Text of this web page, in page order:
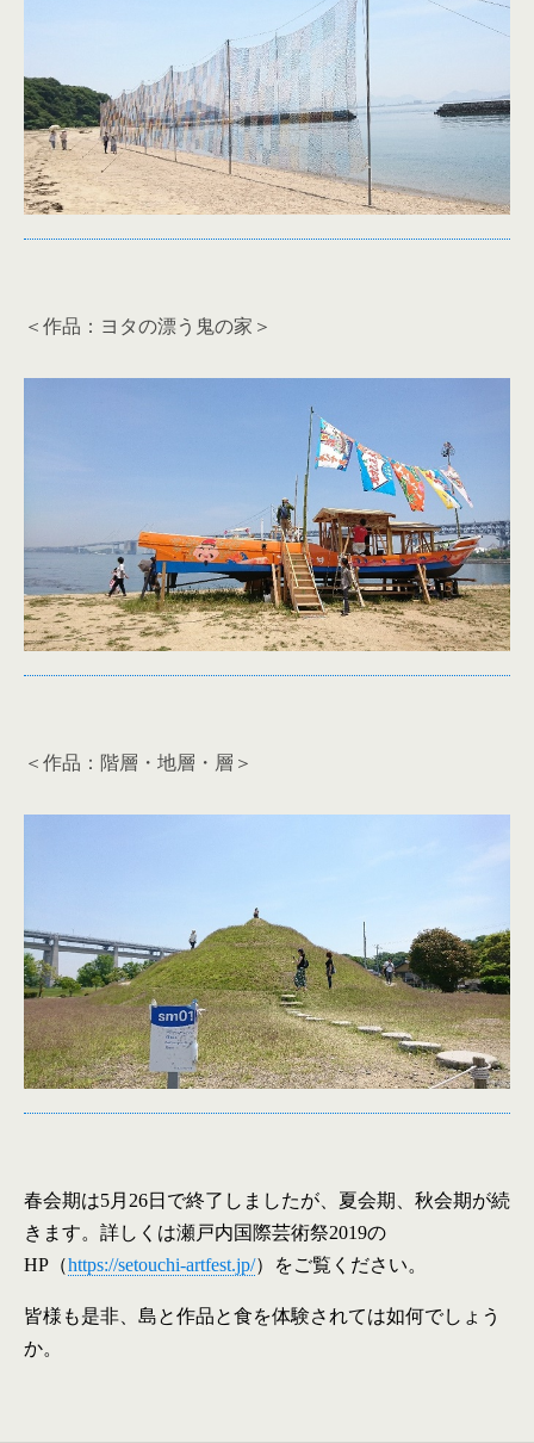
＜作品：ヨタの漂う鬼の家＞
＜作品：階層・地層・層＞
春会期は5月 26日で終了しましたが、夏会期、秋会期が続
きます。詳しくは瀬戸内国際芸術祭2019の
HP （https://setouchi-artfest.jp/）をご覧ください。
皆様も是非、島と作品と食を体験されては如何でしょう
か。